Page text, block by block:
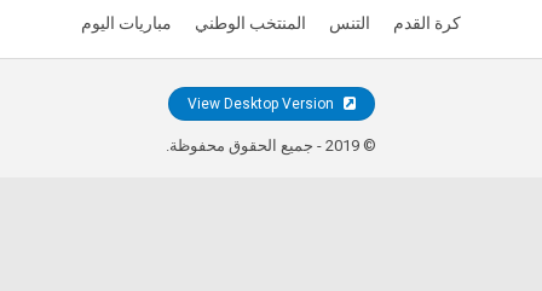
كرة القدم التنس المنتخب الوطني مباريات اليوم
© 2019 - جميع الحقوق محفوظة.